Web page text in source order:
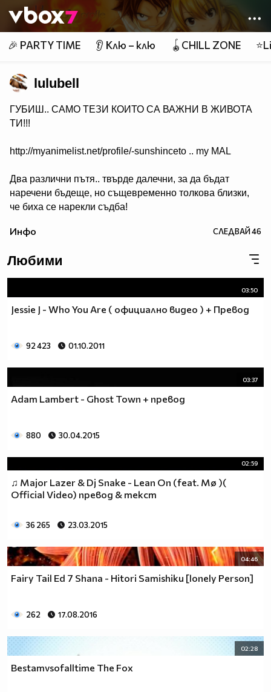
👾
🎉 PARTY TIME 👂 Клю – клю 🪀CHILL ZONE
lulubell
ГУБИШ.. САМО ТЕЗИ КОИТО СА ВАЖНИ В ЖИВОТА
ТИ!!!
http://myanimelist.net/profile/-sunshinceto .. my MAL
Два различни пътя.. твърде далечни, за да бъдат
наречени бъдеще, но същевременно толкова близки,
че биха се нарекли съдба!
Инфо СЛЕДВАЙ46
Любими
03:50
Jessie J - Who You Are ( официално видео ) + Превод
92 423 01.10.2011
03:37
Adam Lambert - Ghost Town + превод
880 30.04.2015
02:59
♫ Major Lazer & Dj Snake - Lean On (feat. Mø )(
Official Video) превод & текст
36 265 23.03.2015
04:46
Fairy Tail Ed 7 Shana - Hitori Samishiku [lonely Person]
262 17.08.2016
02:28
Bestamvsofalltime The Fox